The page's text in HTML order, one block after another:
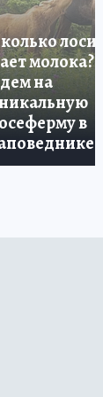
лосиха
молока?
на
в